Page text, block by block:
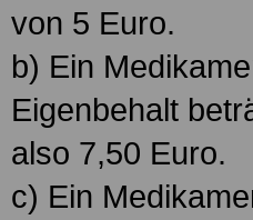
von 5 Euro.
b) Ein
Eigenbehalt
also 7,50 Euro.
c) Ein